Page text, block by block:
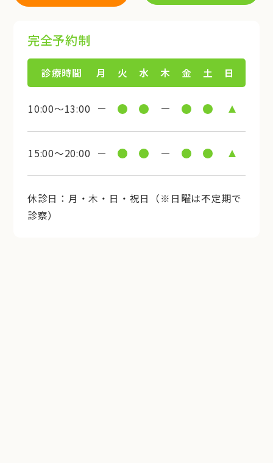
完全予約制
診療時間 月 火 水 木 金 土 日
10:00～13:00
15:00～20:00
休診日：月・木・日・祝日（※日曜は不定期で
診察）